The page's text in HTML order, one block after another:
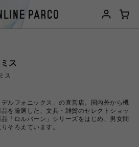
ス
ス
ルフォニックス」の直営店。国内外から機
を厳選した、文具・雑貨のセレクトショッ
「ロルバーン」シリーズをはじめ、男女問
そろえています。